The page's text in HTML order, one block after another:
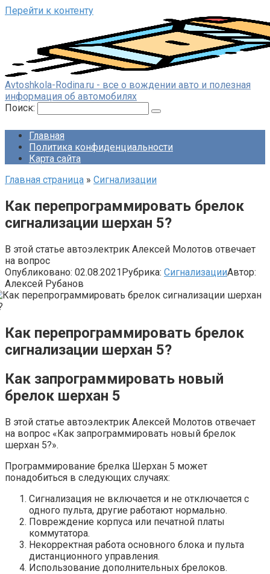
Перейти к контенту
Avtoshkola-Rodina.ru - все о вождении авто и полезная
информация об автомобилях
Поиск:
Главная
Политика конфиденциальности
Карта сайта
Главная страница » Сигнализации
Как перепрограммировать брелок
сигнализации шерхан 5?
В этой статье автоэлектрик Алексей Молотов отвечает
на вопрос
Опубликовано: 02.08.2021Рубрика: СигнализацииАвтор:
Алексей Рубанов
Как перепрограммировать брелок
сигнализации шерхан 5?
Как запрограммировать новый
брелок шерхан 5
В этой статье автоэлектрик Алексей Молотов отвечает
на вопрос «Как запрограммировать новый брелок
шерхан 5?».
Программирование брелка Шерхан 5 может
понадобиться в следующих случаях:
Сигнализация не включается и не отключается с
одного пульта, другие работают нормально.
Повреждение корпуса или печатной платы
коммутатора.
Некорректная работа основного блока и пульта
дистанционного управления.
Использование дополнительных брелоков.